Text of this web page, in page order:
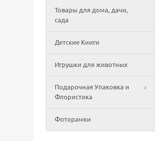
Товары для дома, дачи,
сада
Детские Книги
Игрушки для животных
Подарочная Упаковка и
Флористика
Фоторамки